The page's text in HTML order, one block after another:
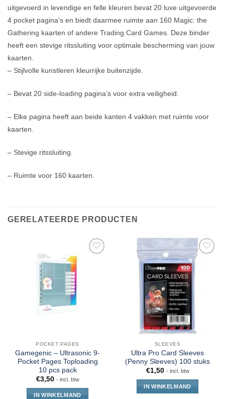
uitgevoerd in levendige en felle kleuren bevat 20 luxe uitgevoerde
4 pocket pagina’s en biedt daarmee ruimte aan 160 Magic: the
Gathering kaarten of andere Trading Card Games. Deze binder
heeft een stevige ritssluiting voor optimale bescherming van jouw
kaarten.
– Stijlvolle kunstleren kleurrijke buitenzijde.
– Bevat 20 side-loading pagina’s voor extra veiligheid.
– Elke pagina heeft aan beide kanten 4 vakken met ruimte voor
kaarten.
– Stevige ritssluiting.
– Ruimte voor 160 kaarten.
GERELATEERDE PRODUCTEN
POCKET PAGES
Gamegenic – Ultrasonic 9-
Pocket Pages Toploading
10 pcs pack
€3,50 - incl. btw
IN WINKELMAND
SLEEVES
Ultra Pro Card Sleeves
(Penny Sleeves) 100 stuks
€1,50 - incl. btw
IN WINKELMAND